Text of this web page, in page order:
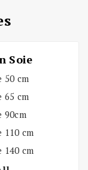
Soie
50 cm
65 cm
90cm
110 cm
140 cm